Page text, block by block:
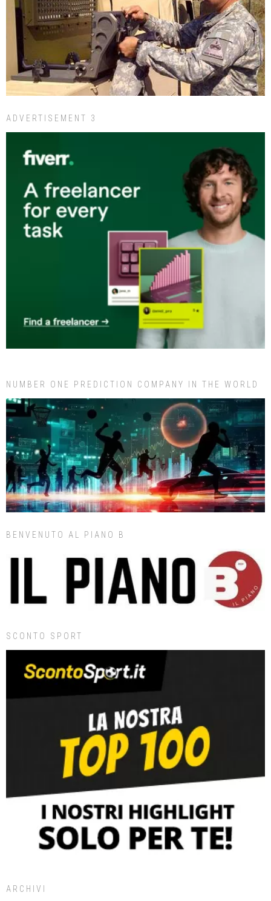
ADVERTISEMENT 3
NUMBER ONE PREDICTION COMPANY IN THE WORLD
BENVENUTO AL PIANO B
SCONTO SPORT
ARCHIVI